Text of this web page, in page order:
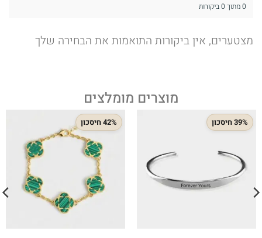
0 מתוך 0 ביקורות
מצטערים, אין ביקורות התואמות את הבחירה שלך
מוצרים מומלצים
39% חיסכון 42% חיסכון